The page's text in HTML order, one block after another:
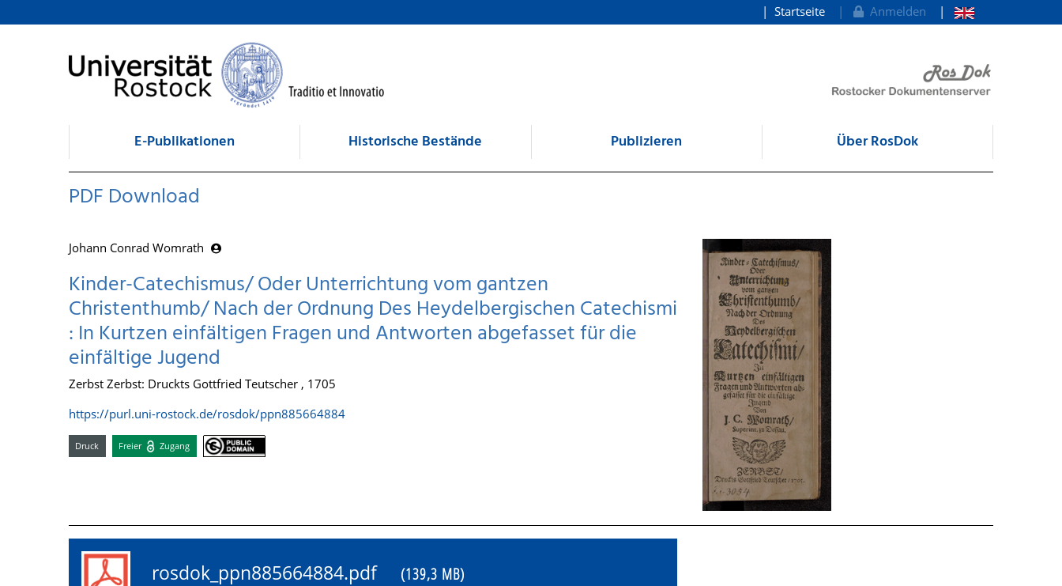
zum Inhalt
Startseite Anmelden
E-Publikationen Historische Bestände Publizieren Über RosDok
PDF Download
Johann Conrad Womrath
Kinder-Catechismus/ Oder Unterrichtung vom gantzen
Christenthumb/ Nach der Ordnung Des Heydelbergischen Catechismi
: In Kurtzen einfältigen Fragen und Antworten abgefasset für die
einfältige Jugend
Zerbst Zerbst: Druckts Gottfried Teutscher , 1705
https://purl.uni-rostock.de/rosdok/ppn885664884
Druck Freier Zugang
rosdok_ppn885664884.pdf (139,3 MB)